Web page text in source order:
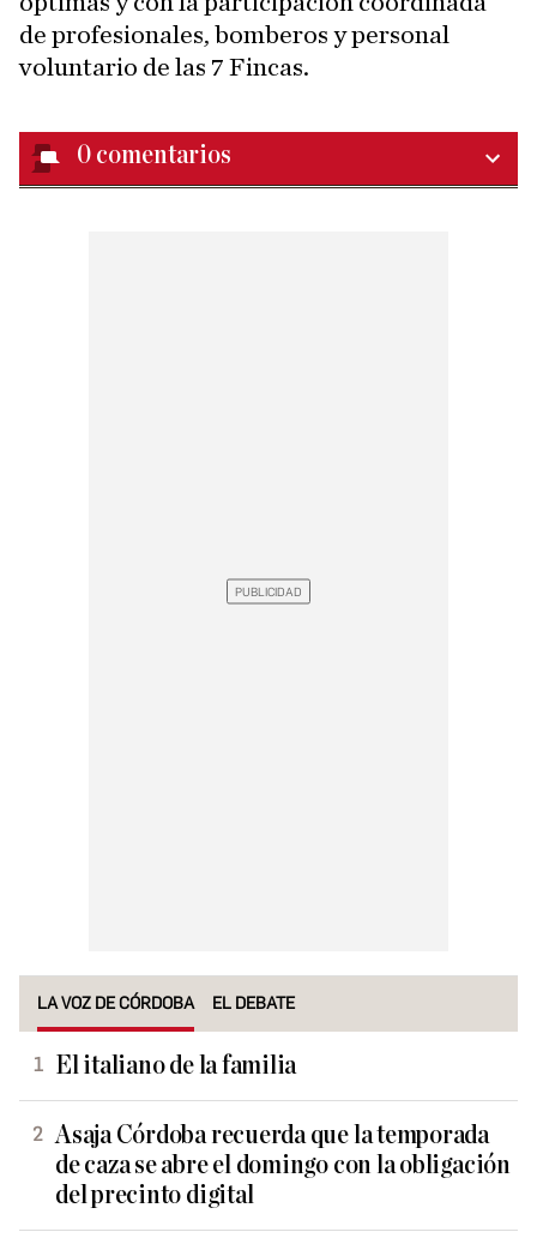
de profesionales, bomberos y personal
voluntario de las 7 Fincas.
0 comentarios
LA VOZ DE CÓRDOBA EL DEBATE
El italiano de la familia
Asaja Córdoba recuerda que la temporada
de caza se abre el domingo con la obligación
del precinto digital